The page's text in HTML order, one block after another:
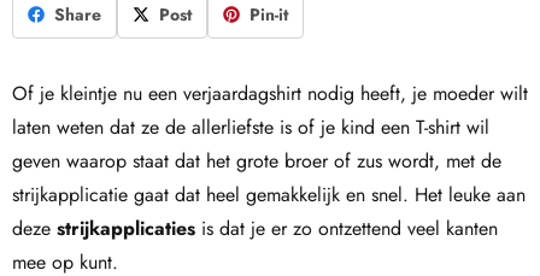
Share
Post Pin-it
Of je kleintje nu een verjaardagshirt nodig heeft, je moeder wilt
laten weten dat ze de allerliefste is of je kind een T-shirt wil
geven waarop staat dat het grote broer of zus wordt, met de
strijkapplicatie gaat dat heel gemakkelijk en snel. Het leuke aan
deze strijkapplicaties is dat je er zo ontzettend veel kanten
mee op kunt.